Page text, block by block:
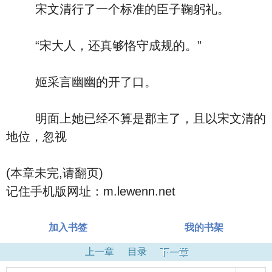
宋文清行了一个标准的臣子鞠躬礼。
“宋大人，还真够恪守成规的。”
姬采言幽幽的开了口。
明面上她已经不算是郡主了，且以宋文清的
地位，忽视
(本章未完,请翻页)
记住手机版网址：m.lewenn.net
加入书签 我的书架
上一章 目录 下一章